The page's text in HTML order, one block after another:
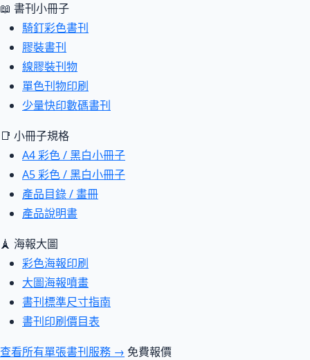
📖 書刊小冊子
騎釘彩色書刊
膠裝書刊
線膠裝刊物
單色刊物印刷
少量快印數碼書刊
📑 小冊子規格
A4 彩色 / 黑白小冊子
A5 彩色 / 黑白小冊子
產品目錄 / 畫冊
產品說明書
🗼 海報大圖
彩色海報印刷
大圖海報噴畫
書刊標準尺寸指南
書刊印刷價目表
查看所有單張書刊服務 → 免費報價